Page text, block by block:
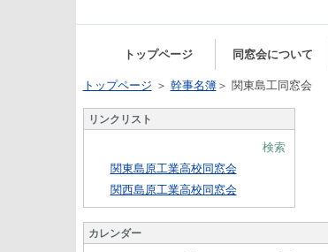
トップページ 同窓会について
トップページ ＞ 幹事名簿＞ 関東島工同窓会
リンクリスト
検索
関東島原工業高校同窓会
関西島原工業高校同窓会
カレンダー